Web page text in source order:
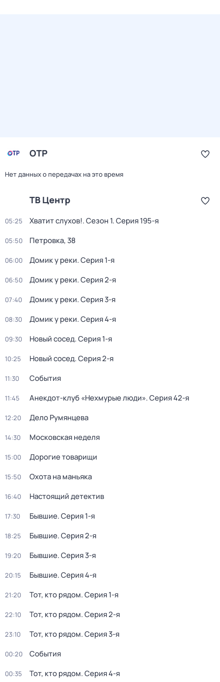
ОТР
Нет данных о передачах на это время
ТВ Центр
05:25 Хватит слухов!. Сезон 1. Серия 195-я
05:50 Петровка, 38
06:00 Домик у реки. Серия 1-я
06:50 Домик у реки. Серия 2-я
07:40 Домик у реки. Серия 3-я
08:30 Домик у реки. Серия 4-я
09:30 Новый сосед. Серия 1-я
10:25 Новый сосед. Серия 2-я
11:30 События
11:45 Анекдот-клуб «Нехмурые люди». Серия 42-я
12:20 Дело Румянцева
14:30 Московская неделя
15:00 Дорогие товарищи
15:50 Охота на маньяка
16:40 Настоящий детектив
17:30 Бывшие. Серия 1-я
18:25 Бывшие. Серия 2-я
19:20 Бывшие. Серия 3-я
20:15 Бывшие. Серия 4-я
21:20 Тот, кто рядом. Серия 1-я
22:10 Тот, кто рядом. Серия 2-я
23:10 Тот, кто рядом. Серия 3-я
00:20 События
00:35 Тот, кто рядом. Серия 4-я